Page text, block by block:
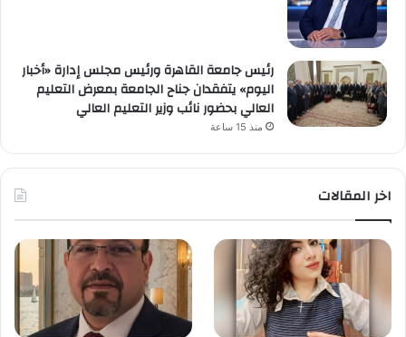
رئيس جامعة القاهرة ورئيس مجلس إدارة «أخبار
اليوم» يتفقدان جناح الجامعة بمعرض التعليم
العالي بحضور نائب وزير التعليم العالي
منذ 15 ساعة
اخر المقالات